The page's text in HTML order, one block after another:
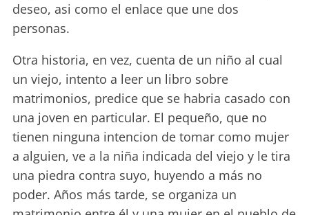
deseo, asi como el enlace que une dos
personas.
Otra historia, en vez, cuenta de un niño al cual
un viejo, intento a leer un libro sobre
matrimonios, predice que se habria casado con
una joven en particular. El pequeño, que no
tienen ninguna intencion de tomar como mujer
a alguien, ve a la niña indicada del viejo y le tira
una piedra contra suyo, huyendo a más no
poder. Años más tarde, se organiza un